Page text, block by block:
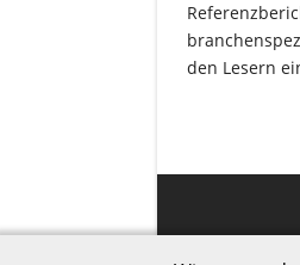
den Lesern